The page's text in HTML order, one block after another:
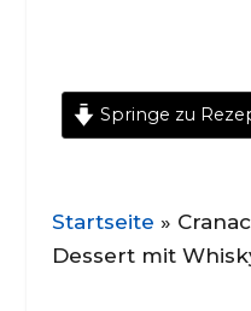
Springe zu
Startseite »
Dessert mit